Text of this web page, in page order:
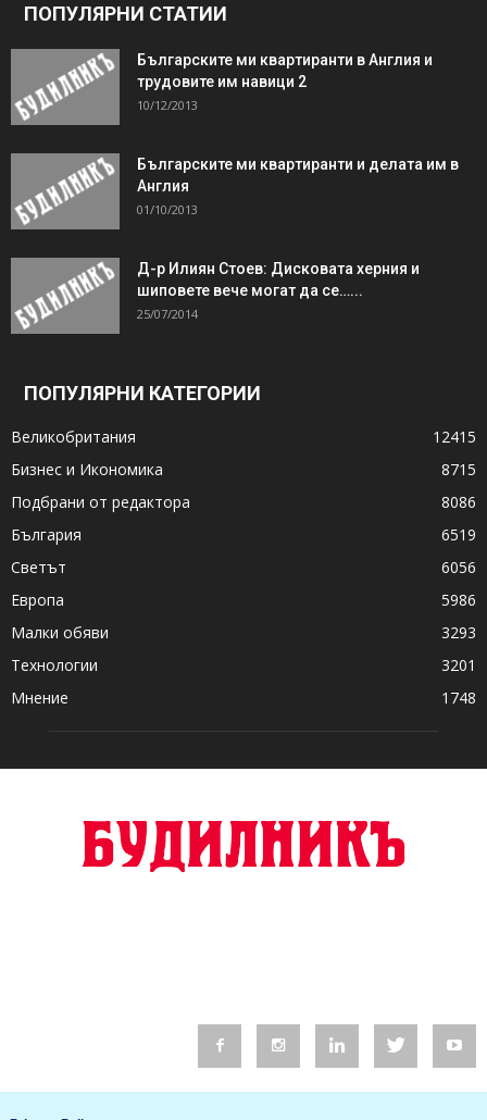
ПОПУЛЯРНИ СТАТИИ
Българските ми квартиранти в Англия и
трудовите им навици 2
10/12/2013
Българските ми квартиранти и делата им в
Англия
01/10/2013
Д-р Илиян Стоев: Дисковата херния и
шиповете вече могат да се…...
25/07/2014
ПОПУЛЯРНИ КАТЕГОРИИ
Великобритания
12415
Бизнес и Икономика
8715
Подбрани от редактора
8086
България
6519
Светът
6056
Европа
5986
Малки обяви
3293
Технологии
3201
Мнение
1748